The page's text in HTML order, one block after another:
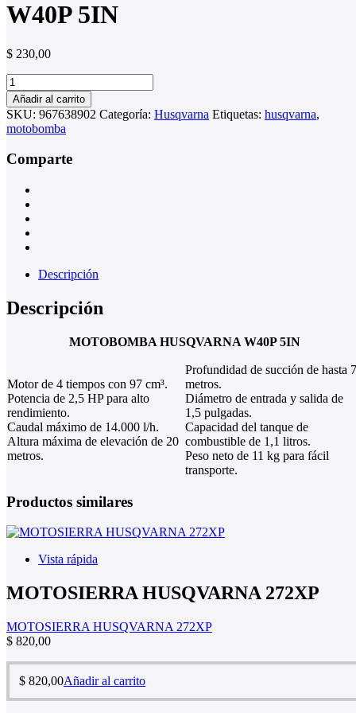
W40P 5IN
$ 230,00
MOTOBOMBA
HUSQVARNA
W40P
5IN
cantidad
Añadir al carrito
SKU: 967638902 Categoría: Husqvarna Etiquetas: husqvarna,
motobomba
Comparte
Descripción
Descripción
MOTOBOMBA HUSQVARNA W40P 5IN
Motor de 4 tiempos con 97 cm³.
Potencia de 2,5 HP para alto
rendimiento.
Caudal máximo de 14.000 l/h.
Altura máxima de elevación de 20
metros.
Profundidad de succión de hasta 7
metros.
Diámetro de entrada y salida de
1,5 pulgadas.
Capacidad del tanque de
combustible de 1,1 litros.
Peso neto de 11 kg para fácil
transporte.
Productos similares
Vista rápida
MOTOSIERRA HUSQVARNA 272XP
MOTOSIERRA HUSQVARNA 272XP
$ 820,00
$ 820,00Añadir al carrito